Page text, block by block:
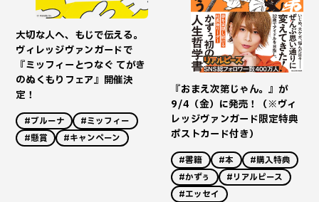
大切な人へ、もじで伝える。
ヴィレッジヴァンガードで
『ミッフィーとつなぐ てがき
のぬくもりフェア』開催決
定！
#ブルーナ
#ミッフィー
#懸賞
#キャンペーン
『おまえ次第じゃん。』が
9/4（金）に発売！（※ヴィ
レッジヴァンガード限定特典
ポストカード付き）
#書籍 #本
#購入特典
#かずぅ
#リアルピース
#エッセイ